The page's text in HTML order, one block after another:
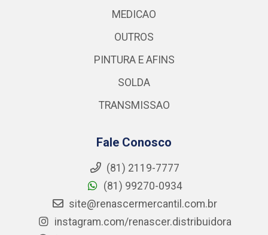
MEDICAO
OUTROS
PINTURA E AFINS
SOLDA
TRANSMISSAO
Fale Conosco
(81) 2119-7777
(81) 99270-0934
site@renascermercantil.com.br
instagram.com/renascer.distribuidora